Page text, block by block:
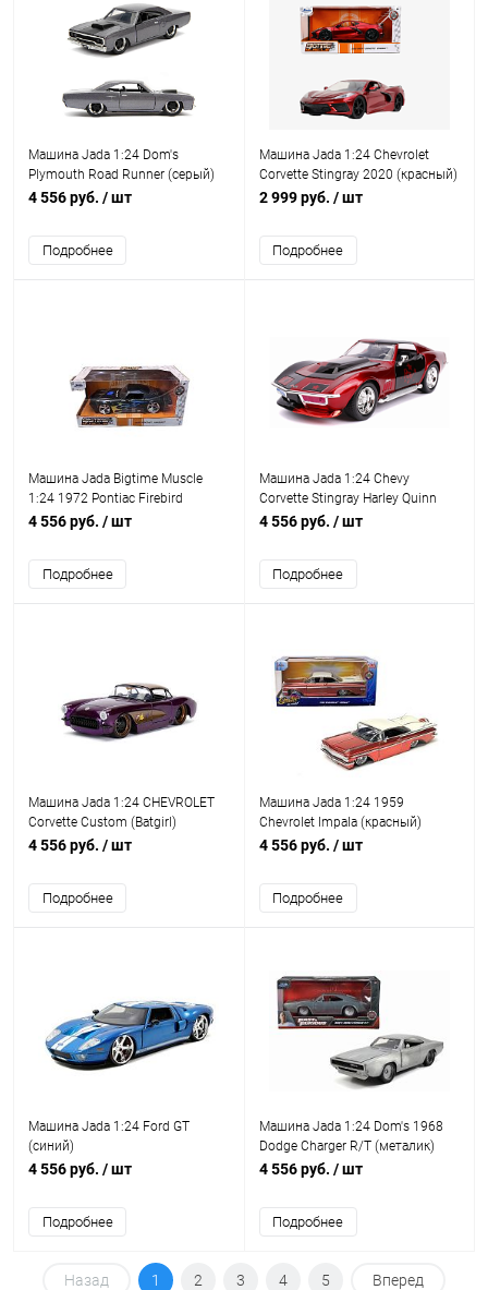
Машина Jada 1:24 Dom's
Plymouth Road Runner (серый)
4 556 руб. / шт
Подробнее
Машина Jada 1:24 Chevrolet
Corvette Stingray 2020 (красный)
IQchina
2 999 руб. / шт
Подробнее
Машина Jada Bigtime Muscle
1:24 1972 Pontiac Firebird
4 556 руб. / шт
Подробнее
Машина Jada 1:24 Chevy
Corvette Stingray Harley Quinn
4 556 руб. / шт
Подробнее
Машина Jada 1:24 CHEVROLET
Corvette Custom (Batgirl)
4 556 руб. / шт
Подробнее
Машина Jada 1:24 1959
Chevrolet Impala (красный)
4 556 руб. / шт
Подробнее
Машина Jada 1:24 Ford GT
(синий)
4 556 руб. / шт
Подробнее
Машина Jada 1:24 Dom's 1968
Dodge Charger R/T (металик)
4 556 руб. / шт
Подробнее
Назад 1 2 3 4 5 Вперед